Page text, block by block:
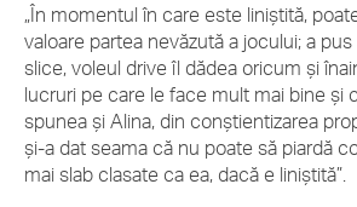
„În momentul în care este liniștită,
valoare partea nevăzută a jocului; a
slice, voleul drive îl dădea oricum și
lucruri pe care le face mult mai bine și
spunea și Alina, din conștientizarea
și-a dat seama că nu poate să piardă
mai slab clasate ca ea, dacă e liniștită”.